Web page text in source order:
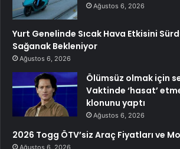
Ağustos 6, 2026
Yurt Genelinde Sıcak Hava Etkisini
Sağanak Bekleniyor
Ağustos 6, 2026
Ölümsüz olmak için
Vaktinde ‘hasat’
klonunu yaptı
Ağustos 6, 2026
2026 Togg ÖTV’siz Araç Fiyatları ve
Ağustos 6, 2026